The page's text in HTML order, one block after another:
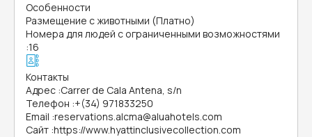
Особенности
Размещение с животными (Платно)
Номера для людей с ограниченными возможностями
:16
Контакты
Адрес :Carrer de Cala Antena, s/n
Телефон :+(34) 971833250
Email :reservations.alcma@aluahotels.com
Сайт :https://www.hyattinclusivecollection.com